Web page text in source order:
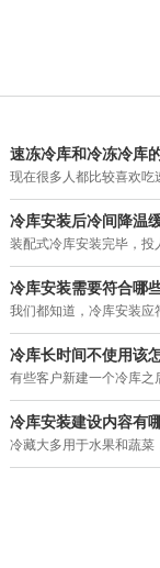
速冻冷库和冷冻冷库
冷库安装后冷间降温
冷库安装需要符合哪
冷库长时间不使用该
冷库安装建设内容有